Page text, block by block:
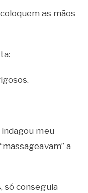
as mãos
meu
a
só conseguia